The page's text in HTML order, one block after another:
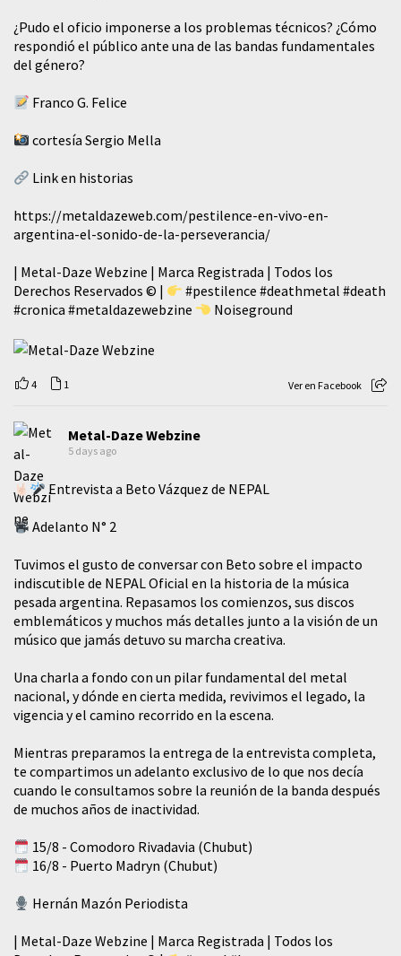
¿Pudo el oficio imponerse a los problemas técnicos? ¿Cómo
respondió el público ante una de las bandas fundamentales
del género?
Franco G. Felice
cortesía Sergio Mella
Link en historias
https://metaldazeweb.com/pestilence-en-vivo-en-
argentina-el-sonido-de-la-perseverancia/
| Metal-Daze Webzine | Marca Registrada | Todos los
Derechos Reservados © |
#pestilence #deathmetal #death
#cronica #metaldazewebzine Noiseground
4 1 Ver en Facebook
Metal-Daze Webzine
5 days ago
Entrevista a Beto Vázquez de NEPAL
Adelanto N° 2
Tuvimos el gusto de conversar con Beto sobre el impacto
indiscutible de NEPAL Oficial en la historia de la música
pesada argentina. Repasamos los comienzos, sus discos
emblemáticos y muchos más detalles junto a la visión de un
músico que jamás detuvo su marcha creativa.
​Una charla a fondo con un pilar fundamental del metal
nacional, y dónde en cierta medida, revivimos el legado, la
vigencia y el camino recorrido en la escena.
Mientras preparamos la entrega de la entrevista completa,
te compartimos un adelanto exclusivo de lo que nos decía
cuando le consultamos sobre la reunión de la banda después
de muchos años de inactividad.
15/8 - Comodoro Rivadavia (Chubut)
16/8 - Puerto Madryn (Chubut)
Hernán Mazón Periodista
| Metal-Daze Webzine | Marca Registrada | Todos los